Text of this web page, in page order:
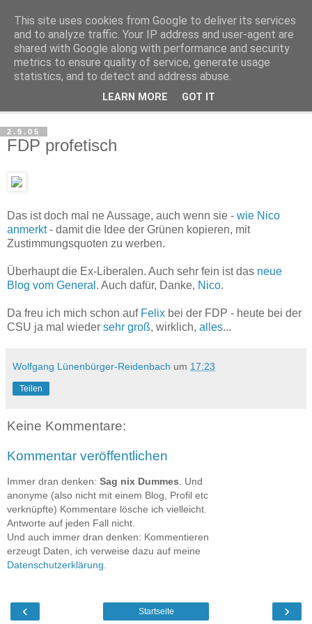
Haltungsturnen
Niveau sieht nur von unten aus wie Arroganz.
2.9.05
FDP profetisch
Das ist doch mal ne Aussage, auch wenn sie - wie Nico
anmerkt- damit die Idee der Grünen kopieren, mit
Zustimmungsquoten zu werben.
Überhaupt die Ex-Liberalen. Auch sehr fein ist das neue
Blog vom General . Auch dafür, Danke, Nico.
Da freu ich mich schon auf Felix bei der FDP - heute bei der
CSU ja mal wieder sehr groß, wirklich, alles...
Wolfgang Lünenbürger-Reidenbach um 17:23
Teilen
Keine Kommentare:
Kommentar veröffentlichen
Immer dran denken: Sag nix Dummes . Und
anonyme (also nicht mit einem Blog, Profil etc
verknüpfte) Kommentare lösche ich vielleicht.
Antworte auf jeden Fall nicht.
Und auch immer dran denken: Kommentieren
erzeugt Daten, ich verweise dazu auf meine
Datenschutzerklärung
‹ ›
Startseite
This site uses cookies from Google to deliver its services
and to analyze traffic. Your IP address and user-agent are
shared with Google along with performance and security
metrics to ensure quality of service, generate usage
statistics, and to detect and address abuse.
LEARN MORE GOT IT